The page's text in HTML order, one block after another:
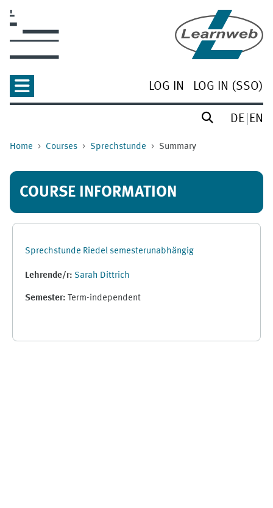
LOG IN LOG IN (SSO)
DE EN
Home Courses Sprechstunde Summary
COURSE INFORMATION
Sprechstunde Riedel semesterunabhängig
Lehrende/r: Sarah Dittrich
Semester: Term-independent